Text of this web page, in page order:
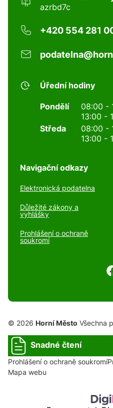
azrbd7c
+420 554 281
Úřední hodiny
Pondělí
08:00 -
13:00 -
Středa
08:00 -
13:00 -
Navigační odkazy
Elektronická podatelna
Důležité zákony a
vyhlášky
Prohlášení o ochraně
soukromí
© 2026 Horní Město Všechna
Snadné čtení
Prohlášení o ochraně soukromí
Mapa webu